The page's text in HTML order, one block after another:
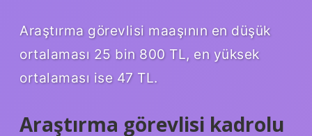
Araştırma görevlisi maaşının en düşük
ortalaması 25 bin 800 TL, en yüksek
ortalaması ise 47 TL.
Araştırma görevlisi kadrolu